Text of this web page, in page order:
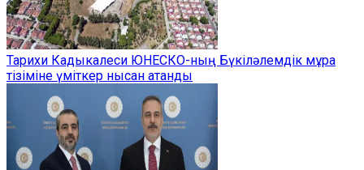
Тарихи Кадыкалеси ЮНЕСКО-ның Бүкіләлемдік мұра
тізіміне үміткер нысан атанды